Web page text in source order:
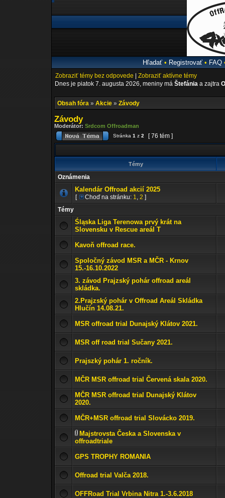
Hľadať• Registrovať• FAQ
Zobraziť témy bez odpovede
Zobraziť aktívne témy
Dnes je piatok 7. augusta 2026, meniny má Štefánia a zajtra
Obsah fóra » Akcie » Závody
Závody
Moderátor: Srdcom Offroadman
Stránka 1 z 2 [ 76 tém ]
Témy
Oznámenia
Kalendár Offroad akcií 2025
[ Choď na stránku: 1, 2 ]
Témy
Śląska Liga Terenowa prvý krát na
Slovensku v Rescue areál T
Kavoň offroad race.
Spoločný závod MSR a MČR - Krnov
15.-16.10.2022
3. závod Prajzský pohár offroad areál
skládka.
2.Prajzský pohár v Offroad Areál Skládka
Hlučín 14.08.21.
MSR offroad trial Dunajský Klátov 2021.
MSR off road trial Sučany 2021.
Prajszký pohár 1. ročník.
MČR MSR offroad trial Červená skala 2020.
MČR MSR offroad trial Dunajský Klátov
2020.
MČR+MSR offroad trial Slovácko 2019.
Majstrovsta Česka a Slovenska v
offroadtriale
GPS TROPHY ROMANIA
Offroad trial Valča 2018.
OFFRoad Trial Vrbina Nitra 1.-3.6.2018